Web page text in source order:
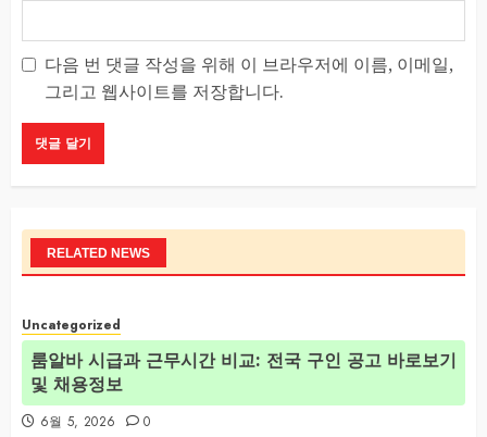
다음 번 댓글 작성을 위해 이 브라우저에 이름, 이메일,
그리고 웹사이트를 저장합니다.
RELATED NEWS
Uncategorized
룸알바 시급과 근무시간 비교: 전국 구인 공고 바로보기
및 채용정보
6월 5, 2026 0